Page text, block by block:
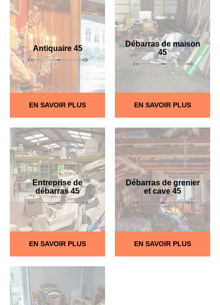
Antiquaire 45
EN SAVOIR PLUS
Débarras de maison
45
EN SAVOIR PLUS
Entreprise de
débarras 45
EN SAVOIR PLUS
Débarras de grenier
et cave 45
EN SAVOIR PLUS